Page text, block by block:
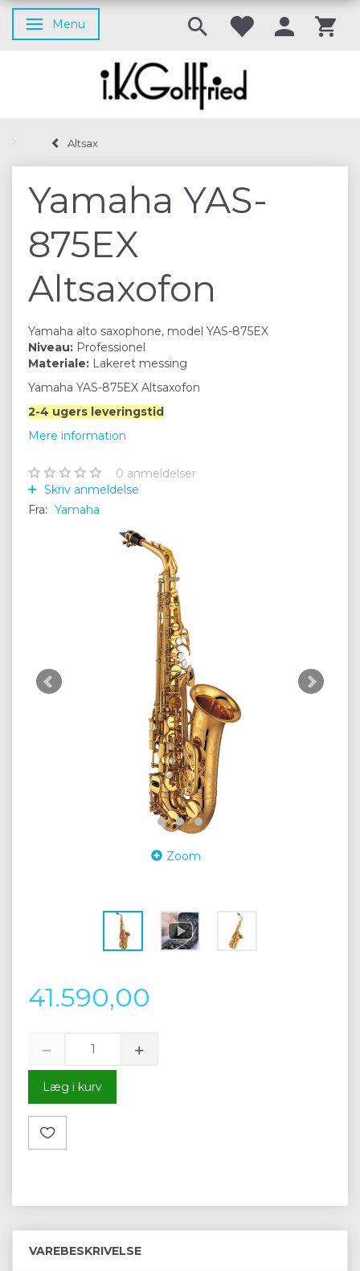
Skifte navigation
Menu
Altsax
Yamaha YAS-
875EX
Altsaxofon
Yamaha alto saxophone, model YAS-875EX
Niveau: Professionel
Materiale: Lakeret messing
Yamaha YAS-875EX Altsaxofon
2-4 ugers leveringstid
Mere information
0 anmeldelser
Skriv anmeldelse
Fra: Yamaha
Zoom
41.590,00
Læg i kurv
VAREBESKRIVELSE